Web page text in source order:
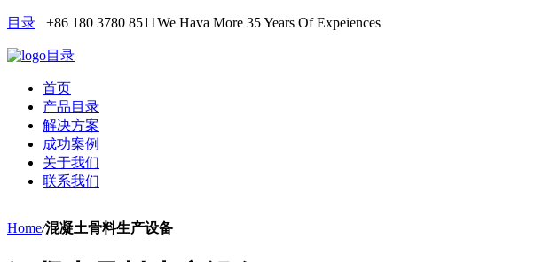
目录 +86 180 3780 8511We Hava More 35 Years Of Expeiences
目录
首页
产品目录
解决方案
成功案例
关于我们
联系我们
Home/混凝土骨料生产设备